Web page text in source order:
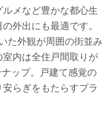
メなど豊かな都心生
外出にも最適です。
た外観が周囲の街並み
内は全住戸間取りが
ップ。戸建て感覚の
らぎをもたらすプラ